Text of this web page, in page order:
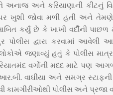
અનાજ અને કરિયાણાની
પર ખુશી જોવા મળી હતી અને
કર્યું છે કે ખાખી વર્દીની
દ્વારા કરવામાં આવેલી
જણાવ્યું હતું કે પોલીસ
વર્ગોની મદદ માટે પણ
વાઘીયા અને સમગ્ર
કામગીરીઓથી પોલીસ અને